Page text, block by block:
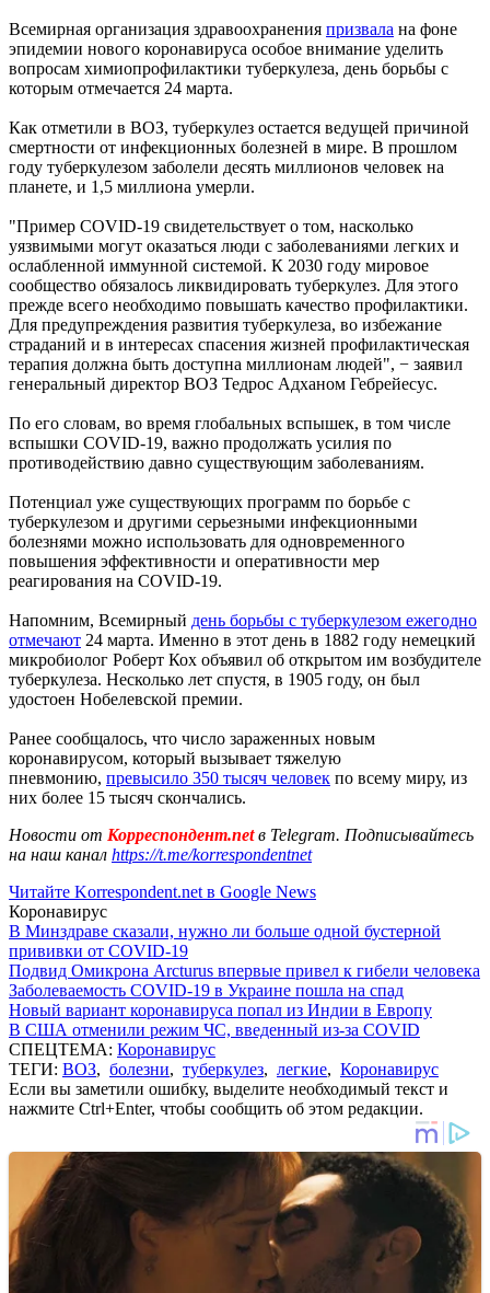
Всемирная организация здравоохранения призвала на фоне
эпидемии нового коронавируса особое внимание уделить
вопросам химиопрофилактики туберкулеза, день борьбы с
которым отмечается 24 марта.
Как отметили в ВОЗ, туберкулез остается ведущей причиной
смертности от инфекционных болезней в мире. В прошлом
году туберкулезом заболели десять миллионов человек на
планете, и 1,5 миллиона умерли.
"Пример COVID-19 свидетельствует о том, насколько
уязвимыми могут оказаться люди с заболеваниями легких и
ослабленной иммунной системой. К 2030 году мировое
сообщество обязалось ликвидировать туберкулез. Для этого
прежде всего необходимо повышать качество профилактики.
Для предупреждения развития туберкулеза, во избежание
страданий и в интересах спасения жизней профилактическая
терапия должна быть доступна миллионам людей", − заявил
генеральный директор ВОЗ Тедрос Адханом Гебрейесус.
По его словам, во время глобальных вспышек, в том числе
вспышки COVID-19, важно продолжать усилия по
противодействию давно существующим заболеваниям.
Потенциал уже существующих программ по борьбе с
туберкулезом и другими серьезными инфекционными
болезнями можно использовать для одновременного
повышения эффективности и оперативности мер
реагирования на COVID-19.
Напомним, Всемирный день борьбы с туберкулезом ежегодно
отмечают 24 марта. Именно в этот день в 1882 году немецкий
микробиолог Роберт Кох объявил об открытом им возбудителе
туберкулеза. Несколько лет спустя, в 1905 году, он был
удостоен Нобелевской премии.
Ранее сообщалось, что число зараженных новым
коронавирусом, который вызывает тяжелую
пневмонию, превысило 350 тысяч человек по всему миру, из
них более 15 тысяч скончались.
Новости от Корреспондент.netв Telegram. Подписывайтесь
на наш канал https://t.me/korrespondentnet
Читайте Korrespondent.net в Google News
Коронавирус
В Минздраве сказали, нужно ли больше одной бустерной
прививки от COVID-19
Подвид Омикрона Arcturus впервые привел к гибели человека
Заболеваемость COVID-19 в Украине пошла на спад
Новый вариант коронавируса попал из Индии в Европу
В США отменили режим ЧС, введенный из-за COVID
СПЕЦТЕМА: Коронавирус
ТЕГИ: ВОЗ, болезни, туберкулез, легкие, Коронавирус
Если вы заметили ошибку, выделите необходимый текст и
нажмите Ctrl+Enter, чтобы сообщить об этом редакции.